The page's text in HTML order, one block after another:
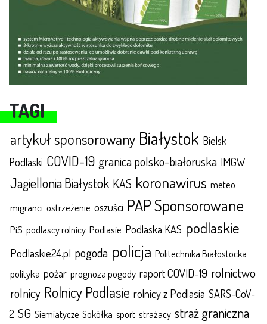
TAGI
artykuł sponsorowany Białystok Bielsk
Podlaski COVID-19 granica polsko-białoruska IMGW
Jagiellonia Białystok KAS koronawirus meteo
migranci ostrzeżenie oszuści PAP Sponsorowane
PiS podlascy rolnicy Podlasie Podlaska KAS podlaskie
Podlaskie24.pl pogoda policja Politechnika Białostocka
polityka pożar prognoza pogody raport COVID-19 rolnictwo
rolnicy Rolnicy Podlasie rolnicy z Podlasia SARS-CoV-
2 SG Siemiatycze Sokółka sport strażacy straż graniczna